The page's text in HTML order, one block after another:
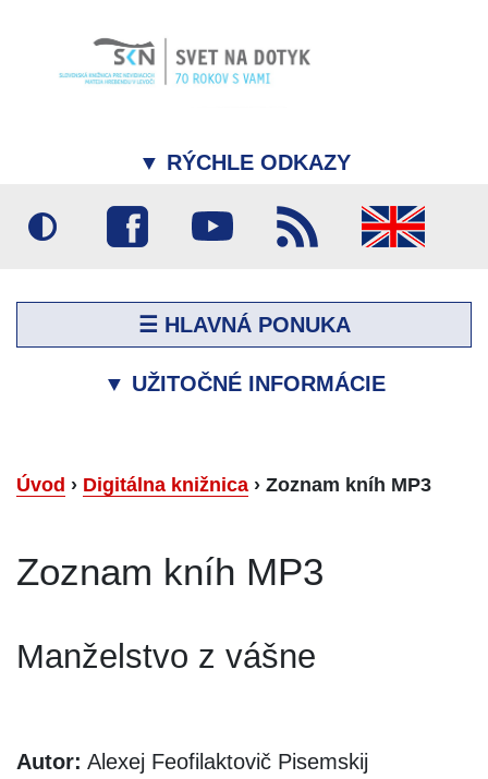
▼ RÝCHLE ODKAZY
☰ HLAVNÁ PONUKA
▼ UŽITOČNÉ INFORMÁCIE
Úvod › Digitálna knižnica › Zoznam kníh MP3
Zoznam kníh MP3
Manželstvo z vášne
Autor: Alexej Feofilaktovič Pisemskij